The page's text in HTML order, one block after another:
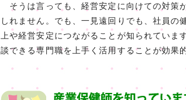
そうは言っても、経営安定に向けての対策
しれません。でも、一見遠回りでも、社員
上や経営安定につながることが知られてい
談できる専門職を上手く活用することが効果